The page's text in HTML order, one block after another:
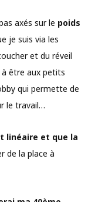
axés sur le poids
je suis via les
et du réveil
être aux petits
qui permette de
le travail…
linéaire et que la
de la place à